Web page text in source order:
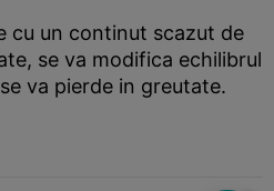
cu un continut scazut de
se va modifica echilibrul
va pierde in greutate.